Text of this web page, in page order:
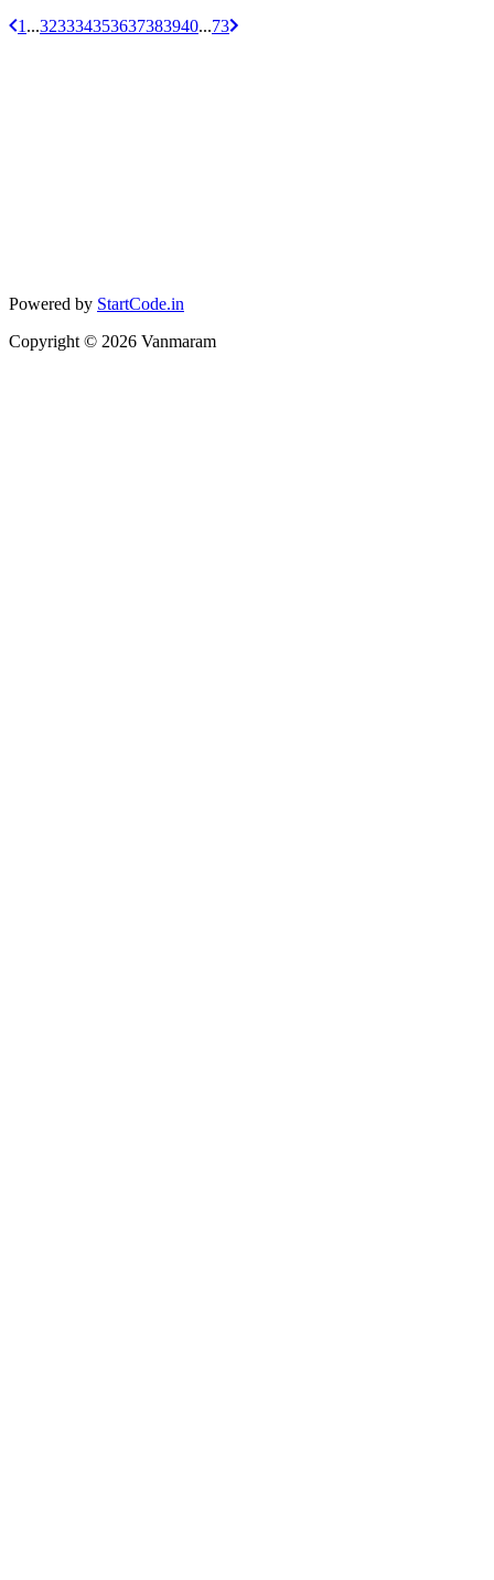
1 ...323334353637383940...73
Powered by StartCode.in
Copyright © 2026 Vanmaram